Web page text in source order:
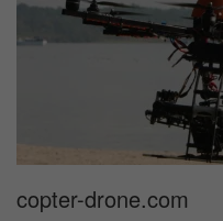
copter-drone.com